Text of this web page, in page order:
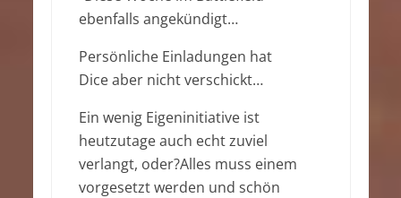
ebenfalls angekündigt…
Persönliche Einladungen hat
Dice aber nicht verschickt…
Ein wenig Eigeninitiative ist
heutzutage auch echt zuviel
verlangt, oder?Alles muss einem
vorgesetzt werden und schön